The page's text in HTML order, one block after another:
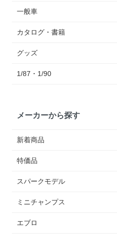
一般車
カタログ・書籍
グッズ
1/87・1/90
メーカーから探す
新着商品
特価品
スパークモデル
ミニチャンプス
エブロ